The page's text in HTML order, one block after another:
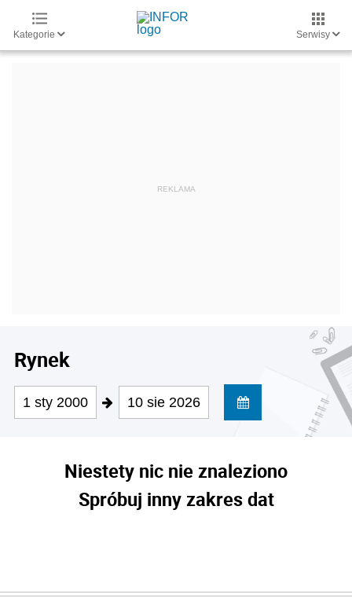
Kategorie Serwisy
Rynek
1 sty 2000 10 sie 2026
Niestety nic nie znaleziono
Spróbuj inny zakres dat